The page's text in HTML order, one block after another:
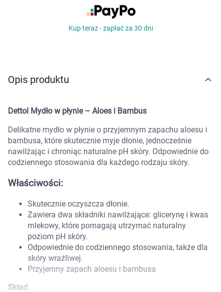
Marki
Kup teraz - zapłać za 30 dni
Opis produktu
Dettol Mydło w płynie – Aloes i Bambus
Delikatne mydło w płynie o przyjemnym zapachu aloesu i
bambusa, które skutecznie myje dłonie, jednocześnie
nawilżając i chroniąc naturalne pH skóry. Odpowiednie do
codziennego stosowania dla każdego rodzaju skóry.
Właściwości:
Skutecznie oczyszcza dłonie.
Zawiera dwa składniki nawilżające: glicerynę i kwas
mlekowy, które pomagają utrzymać naturalny
poziom pH skóry.
Odpowiednie do codziennego stosowania, także dla
skóry wrażliwej.
Przyjemny zapach aloesu i bambusa
Skład